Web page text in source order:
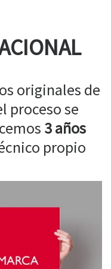
originales de
proceso se
3 años
propio